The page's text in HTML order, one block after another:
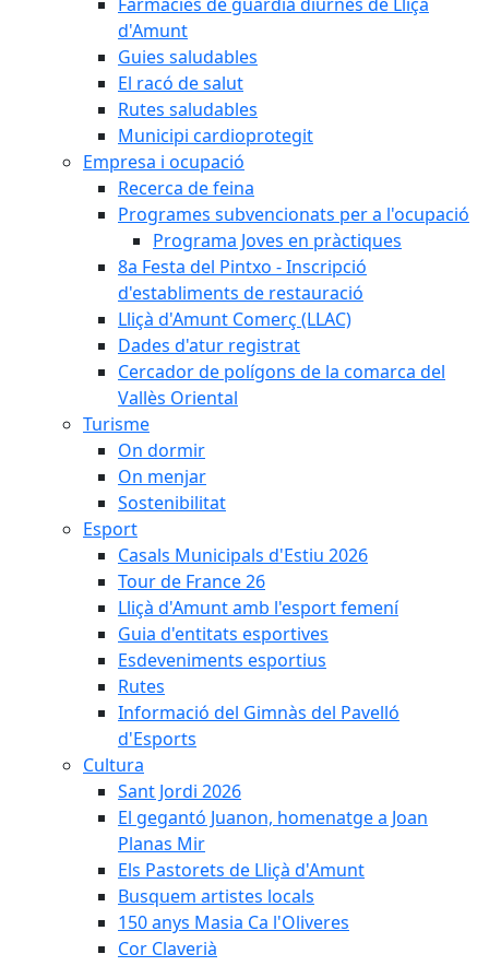
d'Amunt
Guies saludables
El racó de salut
Rutes saludables
Municipi cardioprotegit
Empresa i ocupació
Recerca de feina
Programes subvencionats per a l'ocupació
Programa Joves en pràctiques
8a Festa del Pintxo - Inscripció
d'establiments de restauració
Lliçà d'Amunt Comerç (LLAC)
Dades d'atur registrat
Cercador de polígons de la comarca del
Vallès Oriental
Turisme
On dormir
On menjar
Sostenibilitat
Esport
Casals Municipals d'Estiu 2026
Tour de France 26
Lliçà d'Amunt amb l'esport femení
Guia d'entitats esportives
Esdeveniments esportius
Rutes
Informació del Gimnàs del Pavelló
d'Esports
Cultura
Sant Jordi 2026
El gegantó Juanon, homenatge a Joan
Planas Mir
Els Pastorets de Lliçà d'Amunt
Busquem artistes locals
150 anys Masia Ca l'Oliveres
Cor Claverià